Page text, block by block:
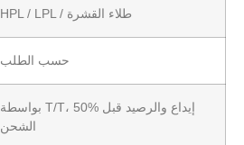
HPL / LPL / طلاء القشرة
حسب الطلب
بواسطة T/T، 50% إيداع والرصيد قبل
الشحن